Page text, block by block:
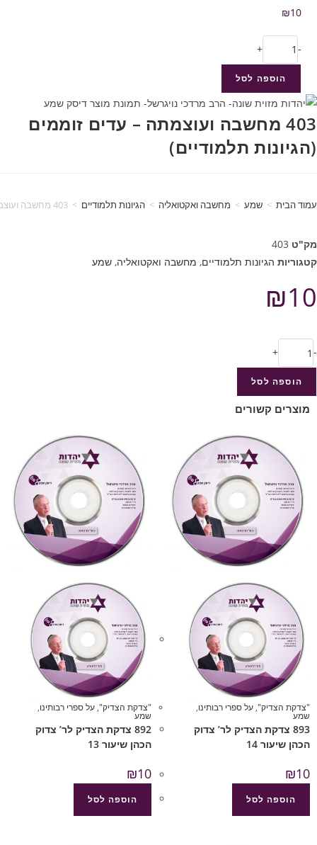
₪10
-
+
הוספה לסל
403 מחשבה ועוצמתה – עדים זוממים
(הגיונות תלמודיים)
עמוד הבית > שמע > מחשבה ואקטואליה > הגיונות תלמודיים > 403 מחשבה ועוצמתה – עדים זוממים (הגיונות תלמודיים)
מק"ט 403
קטגוריות הגיונות תלמודיים, מחשבה ואקטואליה, שמע
₪10
-
+
הוספה לסל
מוצרים קשורים
"צדקת הצדיק",על ספרי רבותינו,
שמע
893 צדקת הצדיק לר’ צדוק
הכהן שיעור 14
₪10
הוספה לסל
"צדקת הצדיק",על ספרי רבותינו,
שמע
892 צדקת הצדיק לר’ צדוק
הכהן שיעור 13
₪10
הוספה לסל